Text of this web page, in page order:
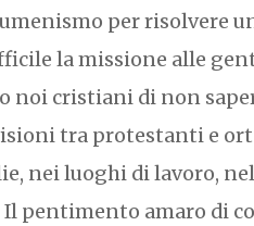
per risolvere
la missione alle
noi cristiani di non
tra protestanti e
nei luoghi di lavoro,
pentimento amaro di